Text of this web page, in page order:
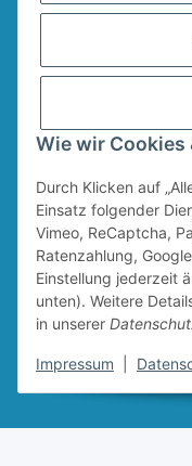
Wie wir Cookies
Durch Klicken auf
Einsatz folgender
Vimeo, ReCaptcha,
Ratenzahlung,
Einstellung jederzeit
unten). Weitere
in unserer
Impressum
* Alle Preise
Für den Versand von Ruten
von 4,95 € erhoben.